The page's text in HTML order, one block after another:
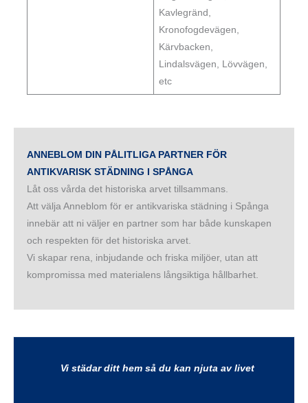
Kavlegränd,
Kronofogdevägen,
Kärvbacken,
Lindalsvägen, Lövvägen,
etc
ANNEBLOM DIN PÅLITLIGA PARTNER FÖR
ANTIKVARISK STÄDNING I SPÅNGA
Låt oss vårda det historiska arvet tillsammans.
Att välja Anneblom för er antikvariska städning i Spånga
innebär att ni väljer en partner som har både kunskapen
och respekten för det historiska arvet.
Vi skapar rena, inbjudande och friska miljöer, utan att
kompromissa med materialens långsiktiga hållbarhet.
Vi städar ditt hem så du kan njuta av livet